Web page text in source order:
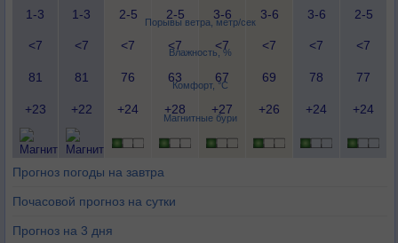
Порывы ветра, метр/сек
Влажность, %
Комфорт, °C
Магнитные бури
1-3
1-3
2-5
2-5
3-6
3-6
3-6
2-5
<7 <7 <7 <7 <7 <7 <7 <7
81 81 76 63 67 69 78 77
+23 +22 +24 +28 +27 +26 +24 +24
Прогноз погоды на завтра
Почасовой прогноз на сутки
Прогноз на 3 дня